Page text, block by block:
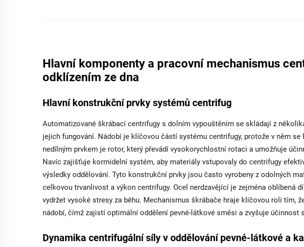
Hlavní komponenty a pracovní mechanismus
odklízením ze dna
Hlavní konstrukční prvky systémů centrifug
Automatizované škrábací centrifugy s dolním vypouštěním se skládají z
jejich fungování. Nádobí je klíčovou částí systému centrifugy, protože v něm
nedílným prvkem je rotor, který převádí vysokorychlostní rotaci a umožňuje
Navíc zajišťuje kormidelní systém, aby materiály vstupovaly do centrifugy
výsledky oddělování. Tyto konstrukční prvky jsou často vyrobeny z odolných
celkovou trvanlivost a výkon centrifugy. Ocel nerdzavějící je zejména oblíbená
vydržet vysoké stresy za běhu. Mechanismus škrábače hraje klíčovou roli tím,
nádobí, čímž zajistí optimální oddělení pevné-látkové směsi a zvyšuje účinnost
Dynamika centrifugální síly v oddělování pevné-látkové a